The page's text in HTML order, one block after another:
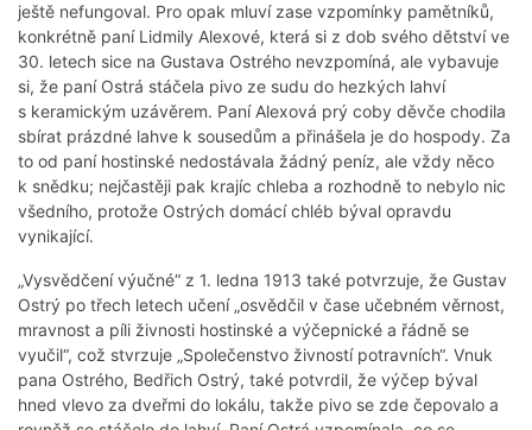
ještě nefungoval. Pro opak mluví zase vzpomínky pamětníků,
konkrétně paní Lidmily Alexové, která si z dob svého dětství ve
30. letech sice na Gustava Ostrého nevzpomíná, ale vybavuje
si, že paní Ostrá stáčela pivo ze sudu do hezkých lahví
s keramickým uzávěrem. Paní Alexová prý coby děvče chodila
sbírat prázdné lahve k sousedům a přinášela je do hospody. Za
to od paní hostinské nedostávala žádný peníz, ale vždy něco
k snědku; nejčastěji pak krajíc chleba a rozhodně to nebylo nic
všedního, protože Ostrých domácí chléb býval opravdu
vynikající.
„Vysvědčení výučné“ z 1. ledna 1913 také potvrzuje, že Gustav
Ostrý po třech letech učení „osvědčil v čase učebném věrnost,
mravnost a píli živnosti hostinské a výčepnické a řádně se
vyučil“, což stvrzuje „Společenstvo živností potravních“. Vnuk
pana Ostrého, Bedřich Ostrý, také potvrdil, že výčep býval
hned vlevo za dveřmi do lokálu, takže pivo se zde čepovalo a